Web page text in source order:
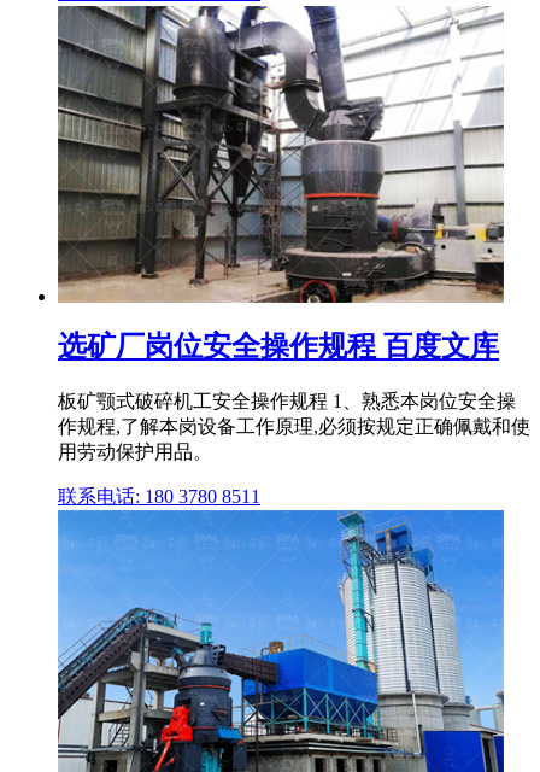
选矿厂岗位安全操作规程 百度文库
板矿颚式破碎机工安全操作规程 1、熟悉本岗位安全操
作规程,了解本岗设备工作原理,必须按规定正确佩戴和使
用劳动保护用品。
联系电话: 180 3780 8511